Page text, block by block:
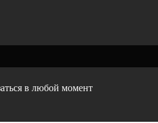
в любой момент